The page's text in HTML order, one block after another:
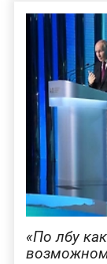
«По лбу
возможном